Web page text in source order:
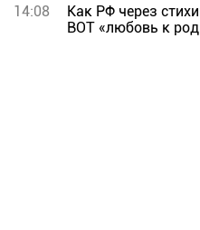
14:08
Как РФ через
ВОТ «любовь к